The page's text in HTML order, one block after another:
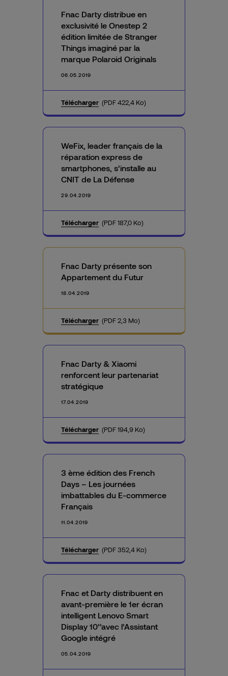
Fnac Darty distribue en
exclusivité le Onestep 2
édition limitée de Stranger
Things imaginé par la
marque Polaroid Originals
06.05.2019
Télécharger (PDF 422,4 Ko)
WeFix, leader français de la
réparation express de
smartphones, s’installe au
CNIT de La Défense
29.04.2019
Télécharger (PDF 187,0 Ko)
Fnac Darty présente son
Appartement du Futur
18.04.2019
Télécharger (PDF 2,3 Mo)
Fnac Darty & Xiaomi
renforcent leur partenariat
stratégique
17.04.2019
Télécharger (PDF 194,9 Ko)
3 ème édition des French
Days – Les journées
imbattables du E-commerce
Français
11.04.2019
Télécharger (PDF 352,4 Ko)
Fnac et Darty distribuent en
avant-première le 1er écran
intelligent Lenovo Smart
Display 10’’avec l’Assistant
Google intégré
05.04.2019